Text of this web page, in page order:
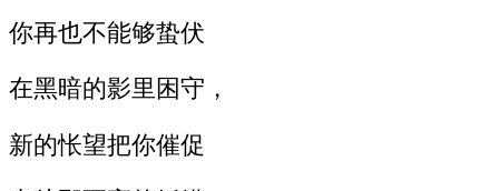
你再也不能够蛰伏
在黑暗的影里困守，
新的怅望把你催促